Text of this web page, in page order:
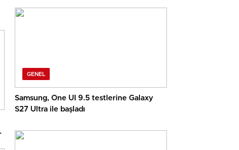
GENEL
Samsung, One UI 9.5 testlerine Galaxy
S27 Ultra ile başladı